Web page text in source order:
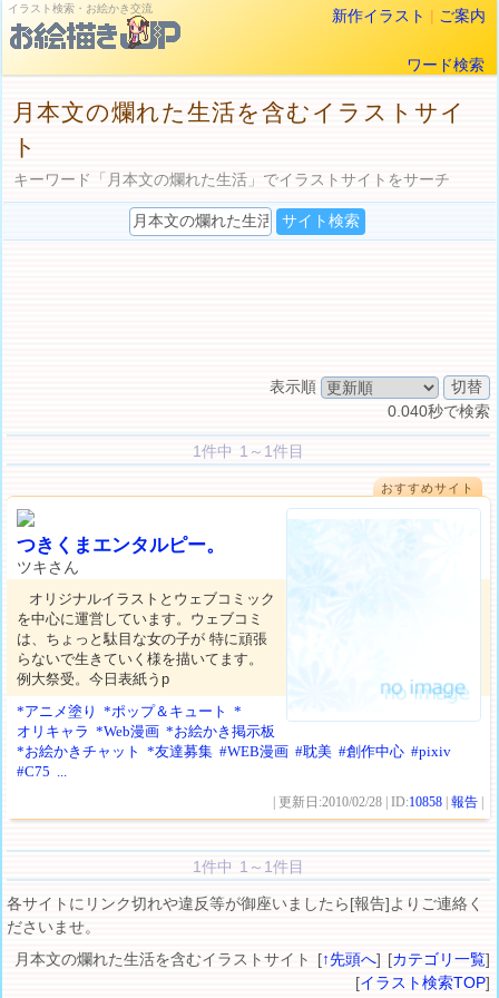
イラスト検索・お絵かき交流 新作イラスト | ご案内
ワード検索
月本文の爛れた生活を含むイラストサイ
ト
キーワード「月本文の爛れた生活」でイラストサイトをサーチ
表示順
0.040秒で検索
1件中 1～1件目
おすすめサイト
つきくまエンタルピー。
ツキさん
オリジナルイラストとウェブコミック
を中心に運営しています。ウェブコミ
は、ちょっと駄目な女の子が 特に頑張
らないで生きていく様を描いてます。
例大祭受。今日表紙うp
*アニメ塗り
*ポップ＆キュート
*
オリキャラ *Web漫画 *お絵かき掲示板
*お絵かきチャット
*友達募集 #WEB漫画 #耽美 #創作中心 #pixiv
#C75 ...
| 更新日:2010/02/28 | ID:10858 |報告
1件中 1～1件目
各サイトにリンク切れや違反等が御座いましたら[報告]よりご連絡く
ださいませ。
月本文の爛れた生活を含むイラストサイト [↑先頭へ] [カテゴリ一覧]
[イラスト検索TOP]